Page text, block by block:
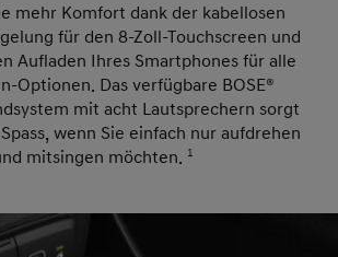
mehr Komfort dank der kabellosen
für den 8-Zoll-Touchscreen und
Aufladen Ihres Smartphones für alle
Optionen. Das verfügbare BOSE®
mit acht Lautsprechern sorgt
wenn Sie einfach nur aufdrehen
mitsingen möchten. 1